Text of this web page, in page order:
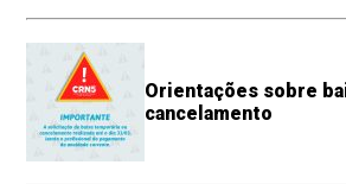
Orientações sobre
cancelamento